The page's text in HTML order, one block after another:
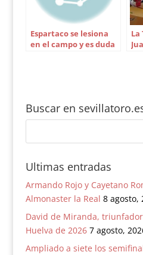
Espartaco se lesiona
en el campo y es duda
Buscar en
Ultimas entradas
Armando Rojo y Cayetano
Almonaster la Real 8 agosto,
David de Miranda,
Huelva de 2026 7 agosto,
Ampliado a siete los